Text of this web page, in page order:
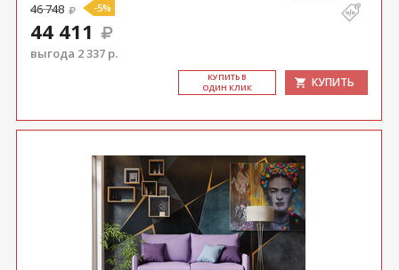
46 748 -5%
44 411
выгода 2 337 р.
КУ­ПИТЬ В
ОДИН КЛИК
КУПИТЬ